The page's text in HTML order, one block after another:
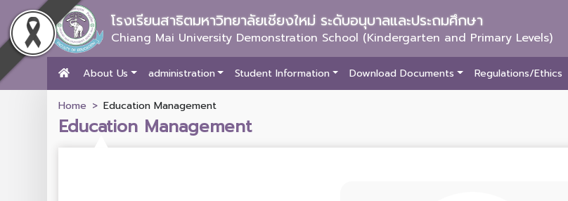
โรงเรียนสาธิตมหาวิทยาลัยเชียงใหม่ ระดับอนุบาลและประถมศึกษา
Chiang Mai University Demonstration School (Kindergarten and Primary Levels)
About Us administration Student Information Download Documents Regulations/Ethics
Home Education Management
Education Management